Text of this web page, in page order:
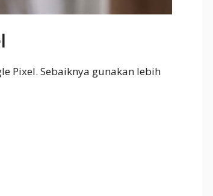
Pixel. Sebaiknya gunakan lebih